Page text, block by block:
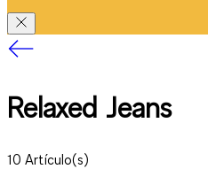
Relaxed Jeans
10 Artículo(s)